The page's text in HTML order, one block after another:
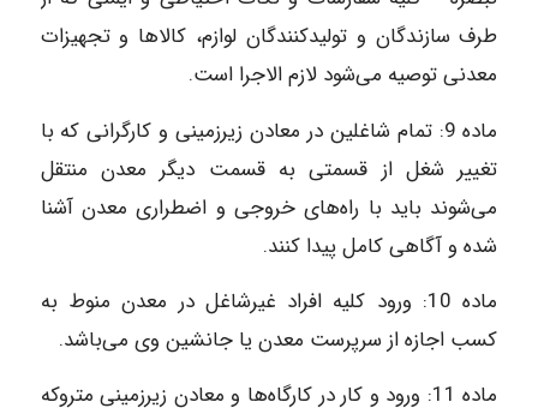
طرف سازندگان و تولیدکنندگان لوازم، کالاها و تجهیزات
معدنی توصیه می‌شود لازم الاجرا است.
ماده‌ 9: تمام شاغلین در معادن زیرزمینی و کارگرانی که با
تغییر شغل از قسمتی به قسمت دیگر معدن منتقل
می‌شوند باید با راه‌های خروجی و اضطراری معدن آشنا
شده و آگاهی کامل پیدا کنند.
ماده‌ 10: ورود کلیه افراد غیرشاغل در معدن منوط به
کسب اجازه از سرپرست معدن یا جانشین وی می‌باشد.
ماده‌ 11: ورود و کار در کارگاه‌ها و معادن زیرزمینی متروکه